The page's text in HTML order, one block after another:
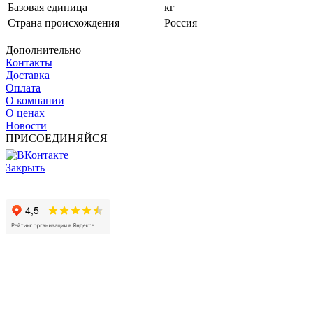
Базовая единица
кг
Страна происхождения
Россия
Дополнительно
Контакты
Доставка
Оплата
О компании
О ценах
Новости
ПРИСОЕДИНЯЙСЯ
Закрыть